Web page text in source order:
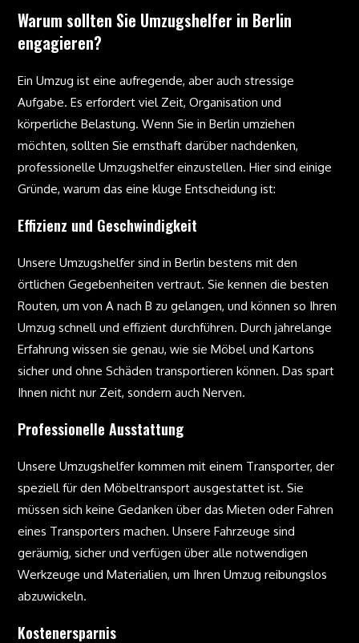
Warum sollten Sie Umzugshelfer in Berlin
engagieren?
Ein Umzug ist eine aufregende, aber auch stressige
Aufgabe. Es erfordert viel Zeit, Organisation und
körperliche Belastung. Wenn Sie in Berlin umziehen
möchten, sollten Sie ernsthaft darüber nachdenken,
professionelle Umzugshelfer einzustellen. Hier sind einige
Gründe, warum das eine kluge Entscheidung ist:
Effizienz und Geschwindigkeit
Unsere Umzugshelfer sind in Berlin bestens mit den
örtlichen Gegebenheiten vertraut. Sie kennen die besten
Routen, um von A nach B zu gelangen, und können so Ihren
Umzug schnell und effizient durchführen. Durch jahrelange
Erfahrung wissen sie genau, wie sie Möbel und Kartons
sicher und ohne Schäden transportieren können. Das spart
Ihnen nicht nur Zeit, sondern auch Nerven.
Professionelle Ausstattung
Unsere Umzugshelfer kommen mit einem Transporter, der
speziell für den Möbeltransport ausgestattet ist. Sie
müssen sich keine Gedanken über das Mieten oder Fahren
eines Transporters machen. Unsere Fahrzeuge sind
geräumig, sicher und verfügen über alle notwendigen
Werkzeuge und Materialien, um Ihren Umzug reibungslos
abzuwickeln.
Kostenersparnis